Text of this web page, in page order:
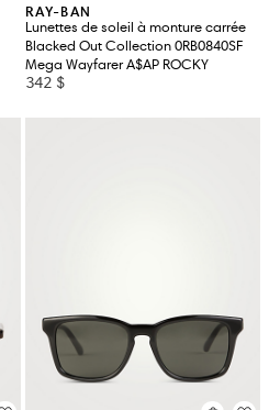
RAY-BAN
Lunettes de soleil à monture carrée
Blacked Out Collection 0RB0840SF
Mega Wayfarer A$AP ROCKY
342 $